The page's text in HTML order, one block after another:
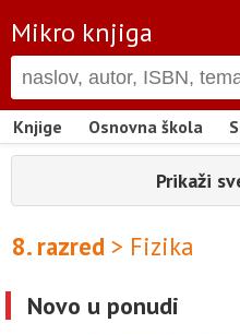
Mikro knjiga
Knjige Osnovna škola
Prikaži
8. razred > Fizika
Novo u ponudi